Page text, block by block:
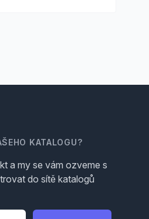
KATALOGU?
a my se vám ozveme s
do sítě katalogů